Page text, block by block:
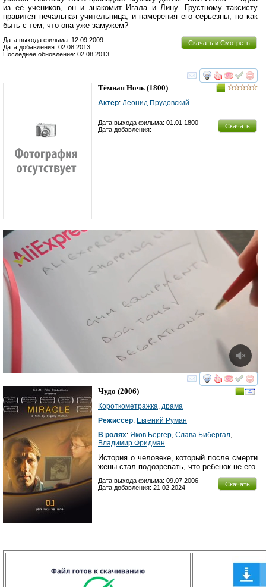
из её учеников, он и знакомит Игала и Лину. Грустному таксисту
нравится печальная учительница, и намерения его серьезны, но как
быть с тем, что она уже замужем?
Скачать и Смотреть
Дата выхода фильма: 12.09.2009
Дата добавления: 02.08.2013
Последнее обновление: 02.08.2013
смотреть
Тёмная Ночь (1800)
Актер: Леонид Прудовский
Скачать
Дата выхода фильма: 01.01.1800
Дата добавления:
смотреть
Чудо (2006)
Короткометражка драма
Режиссер: Евгений Руман
В ролях: Яков Бергер Слава Бибергал
Владимир Фридман
История о человеке, который после смерти
жены стал подозревать, что ребенок не его.
Скачать
Дата выхода фильма: 09.07.2006
Дата добавления: 21.02.2024